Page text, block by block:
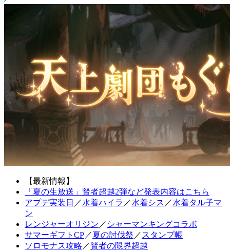
【最新情報】
「夏の生放送」賢者超越2弾など発表内容はこちら
アプデ実装日 ／水着ハイラ ／水着シス ／水着タル子マ
ン
レンジャーオリジン ／ シャーマンキングコラボ
サマーギフトCP／夏の討伐祭 ／ スタンプ帳
ソロモナス攻略 ／賢者の限界超越